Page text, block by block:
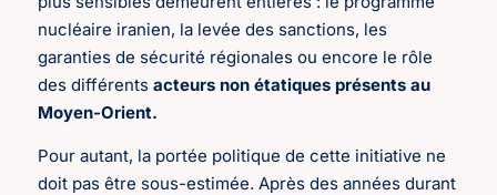
nucléaire iranien, la levée des sanctions, les
garanties de sécurité régionales ou encore le rôle
des différentsacteurs non étatiques présents au
Moyen-Orient.
Pour autant, la portée politique de cette initiative ne
doit pas être sous-estimée. Après des années durant